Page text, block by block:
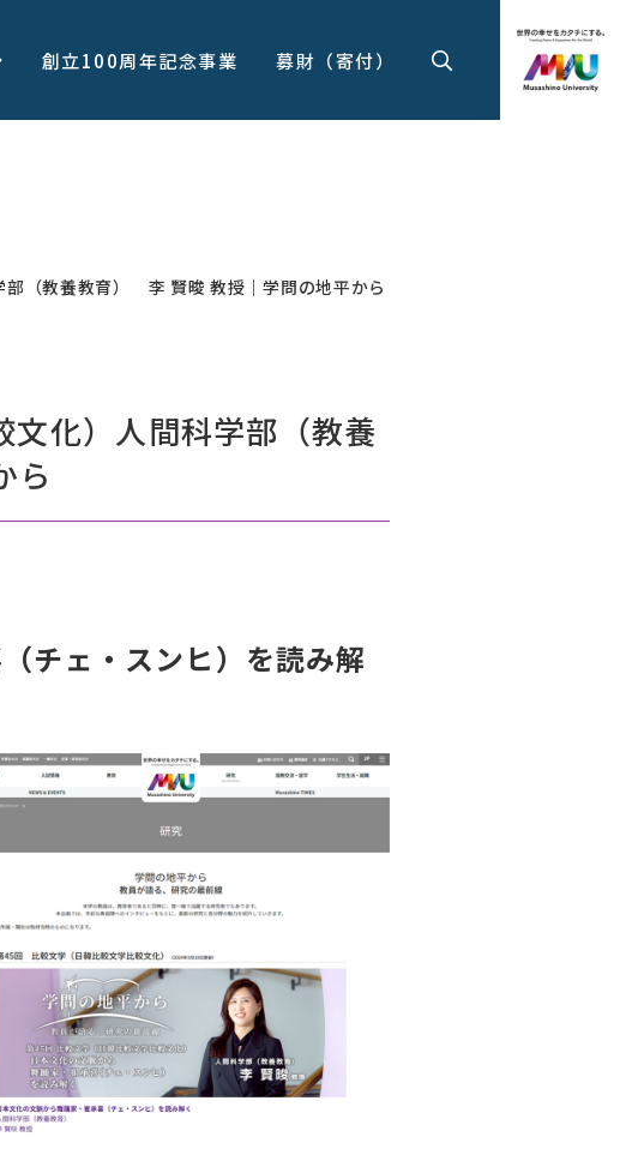
創立100周年記念事業 募財（寄付）
（教養教育） 李 賢晙 教授｜学問の地平から
化）人間科学部（教養
ら
チェ・スンヒ）を読み解